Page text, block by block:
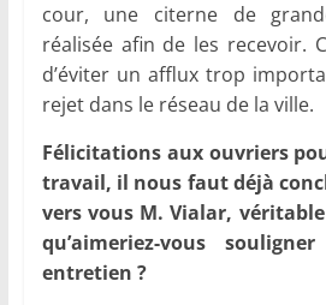
cour, une citerne de
réalisée afin de les recevoir.
d’éviter un afflux trop
rejet dans le réseau de la ville.
Félicitations aux ouvriers
travail, il nous faut déjà
vers vous M. Vialar,
qu’aimeriez-vous
entretien ?